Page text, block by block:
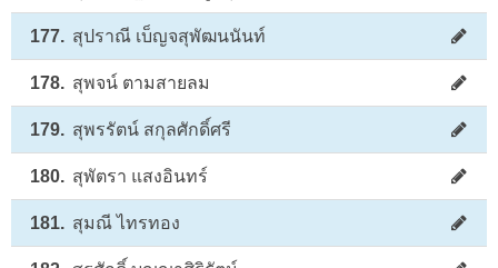
177. สุปราณี เบ็ญจสุพัฒนนันท์
178. สุพจน์ ตามสายลม
179. สุพรรัตน์ สกุลศักดิ์ศรี
180. สุพัตรา แสงอินทร์
181. สุมณี ไทรทอง